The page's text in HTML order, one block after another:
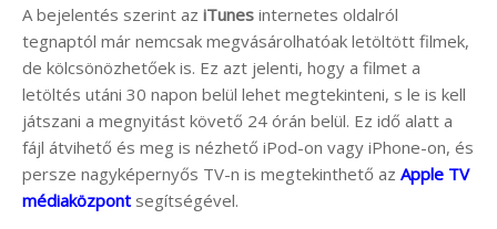
A bejelentés szerint az iTunes internetes oldalról
tegnaptól már nemcsak megvásárolhatóak letöltött filmek,
de kölcsönözhetőek is. Ez azt jelenti, hogy a filmet a
letöltés utáni 30 napon belül lehet megtekinteni, s le is kell
játszani a megnyitást követő 24 órán belül. Ez idő alatt a
fájl átvihető és meg is nézhető iPod-on vagy iPhone-on, és
persze nagyképernyős TV-n is megtekinthető az Apple TV
médiaközpont segítségével.